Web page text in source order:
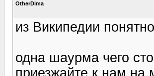
OtherDima
из Википедии
одна шаурма чего